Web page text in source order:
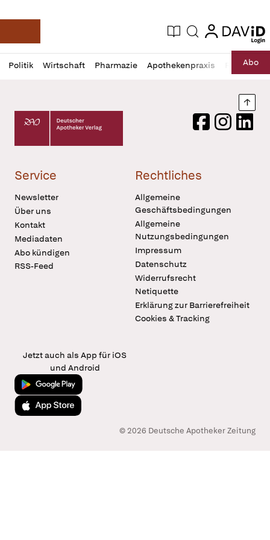
Deutsche Apotheker Zeitung
Aktuelle Ausgabe
Suche login
login
Politik Wirtschaft Pharmazie Apothekenpraxis RechtAbo
Profil
öffnen
Daz
Pur
Deutscher Apotheker Verlag Logo
FacebookInstagram
Service
Newsletter
Über uns
Kontakt
Mediadaten
Abo kündigen
RSS-Feed
Rechtliches
Allgemeine
Geschäftsbedingungen
Allgemeine
Nutzungsbedingungen
Impressum
Datenschutz
Widerrufsrecht
Netiquette
Erklärung zur Barrierefreiheit
Cookies & Tracking
Jetzt auch als App für iOS
und Android
Jetzt bei Google Play
Laden im App Store
© 2026 Deutsche Apotheker Zeitung